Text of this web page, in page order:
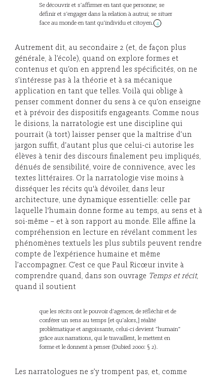
Se découvrir et s’affirmer en tant que personne; se
définir et s’engager dans la relation à autrui; se situer
face au monde en tant qu’individu et citoyen.
4
Autrement dit, au secondaire 2 (et, de façon plus
générale, à l’école), quand on explore formes et
contenus et qu’on en apprend les spécificités, on ne
s’intéresse pas à la théorie et à sa mécanique
application en tant que telles. Voilà qui oblige à
penser comment donner du sens à ce qu’on enseigne
et à prévoir des dispositifs engageants. Comme nous
le disions, la narratologie est une discipline qui
pourrait (à tort) laisser penser que la maîtrise d’un
jargon suffit, d’autant plus que celui-ci autorise les
élèves à tenir des discours finalement peu impliqués,
dénués de sensibilité, voire de connivence, avec les
textes littéraires. Or la narratologie vise moins à
disséquer les récits qu'à dévoiler, dans leur
architecture, une dynamique essentielle: celle par
laquelle l'humain donne forme au temps, au sens et à
soi-même – et à son rapport au monde. Elle affine la
compréhension en lecture en révélant comment les
phénomènes textuels les plus subtils peuvent rendre
compte de l’expérience humaine et même
l’accompagner. C’est ce que Paul Ricœur invite à
comprendre quand, dans son ouvrage Temps et récit,
quand il soutient
que les récits ont le pouvoir d’agencer, de réfléchir et de
conférer un sens au temps [et qu’alors,] réalité
problématique et angoissante, celui-ci devient “humain”
grâce aux narrations, qui le travaillent, le mettent en
forme et le donnent à penser (Dubied 2000: § 2).
Les narratologues ne s’y trompent pas, et, comme